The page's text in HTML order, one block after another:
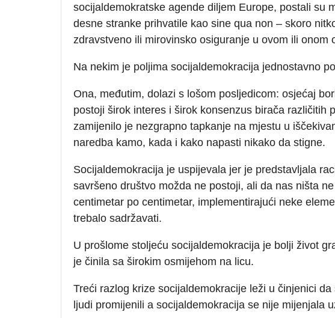
socijaldemokratske agende diljem Europe, postali su
desne stranke prihvatile kao sine qua non – skoro
zdravstveno ili mirovinsko osiguranje u ovom ili onom
Na nekim je poljima socijaldemokracija jednostavno
Ona, međutim, dolazi s lošom posljedicom: osjećaj
postoji širok interes i širok konsenzus birača različitih
zamijenilo je nezgrapno tapkanje na mjestu u
naredba kamo, kada i kako napasti nikako da stigne.
Socijaldemokracija je uspijevala jer je predstavljala
savršeno društvo možda ne postoji, ali da nas ništa
centimetar po centimetar, implementirajući neke
trebalo sadržavati.
U prošlome stoljeću socijaldemokracija je bolji život
je činila sa širokim osmijehom na licu.
Treći razlog krize socijaldemokracije leži u činjenici
ljudi promijenili a socijaldemokracija se nije mijenjala